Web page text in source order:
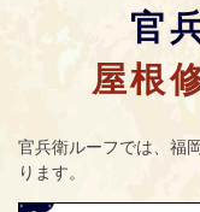
官
屋根
官兵衛ルーフでは、福
ります。